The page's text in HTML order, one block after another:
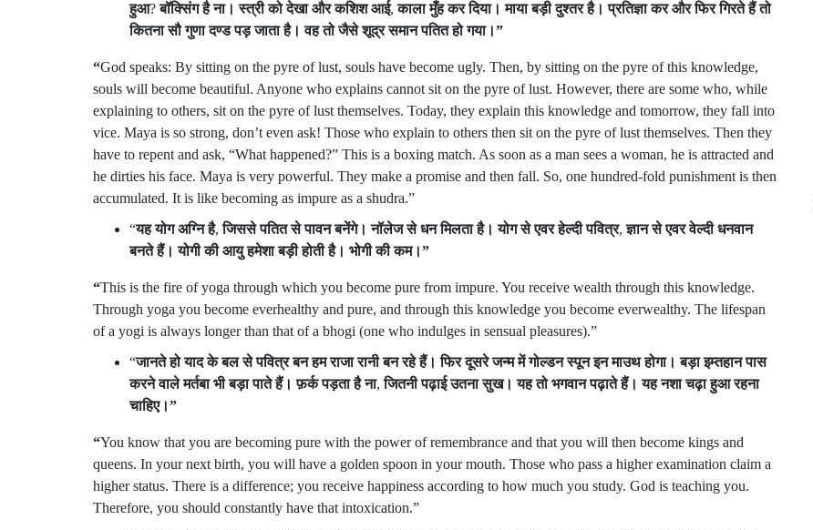
हुआ?बॉक्सिंग है ना। स्त्री को देखा और कशिश आई,काला मुँह कर दिया। माया बड़ी दुश्तर है। प्रतिज्ञा कर और फिर गिरते हैं तो
कितना सौ गुणा दण्ड पड़ जाता है। वह तो जैसे शूद्र समान पतित हो गया।”
“God speaks: By sitting on the pyre of lust, souls have become ugly. Then, by sitting on the pyre of this knowledge,
souls will become beautiful. Anyone who explains cannot sit on the pyre of lust. However, there are some who, while
explaining to others, sit on the pyre of lust themselves. Today, they explain this knowledge and tomorrow, they fall into
vice. Maya is so strong, don’t even ask! Those who explain to others then sit on the pyre of lust themselves. Then they
have to repent and ask, “What happened?” This is a boxing match. As soon as a man sees a woman, he is attracted and
he dirties his face. Maya is very powerful. They make a promise and then fall. So, one hundred-fold punishment is then
accumulated. It is like becoming as impure as a shudra.”
“यह योग अग्नि है,जिससे पतित से पावन बनेंगे। नॉलेज से धन मिलता है। योग से एवर हेल्दी पवित्र,ज्ञान से एवर वेल्दी धनवान
बनते हैं। योगी की आयु हमेशा बड़ी होती है। भोगी की कम।”
“This is the fire of yoga through which you become pure from impure. You receive wealth through this knowledge.
Through yoga you become everhealthy and pure, and through this knowledge you become everwealthy. The lifespan
of a yogi is always longer than that of a bhogi (one who indulges in sensual pleasures).”
“जानते हो याद के बल से पवित्र बन हम राजा रानी बन रहे हैं। फिर दूसरे जन्म में गोल्डन स्पून इन माउथ होगा। बड़ा इम्तहान पास
करने वाले मर्तबा भी बड़ा पाते हैं। फ़र्क पड़ता है ना,जितनी पढ़ाई उतना सुख। यह तो भगवान पढ़ाते हैं। यह नशा चढ़ा हुआ रहना
चाहिए।”
“You know that you are becoming pure with the power of remembrance and that you will then become kings and
queens. In your next birth, you will have a golden spoon in your mouth. Those who pass a higher examination claim a
higher status. There is a difference; you receive happiness according to how much you study. God is teaching you.
Therefore, you should constantly have that intoxication.”